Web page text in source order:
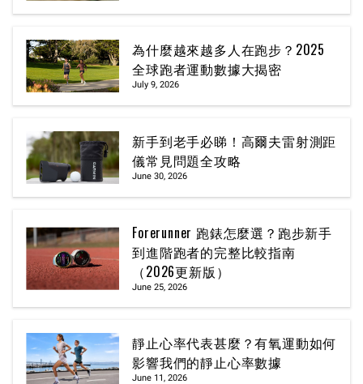
為什麼越來越多人在跑步？2025
全球跑者運動數據大揭密
July 9, 2026
新手到老手必睇！高爾夫雷射測距
儀常見問題全攻略
June 30, 2026
Forerunner 跑錶怎麼選？跑步新手
到進階跑者的完整比較指南
（2026更新版）
June 25, 2026
靜止心率代表甚麼？有氧運動如何
影響我們的靜止心率數據
June 11, 2026